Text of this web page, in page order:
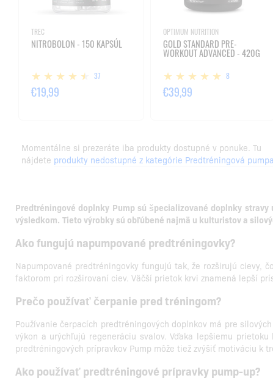
TREC
NITROBOLON - 150 KAPSÚL
37
€19,99
OPTIMUM NUTRITION
GOLD STANDARD PRE-
WORKOUT ADVANCED - 420G
8
€39,99
Momentálne si prezeráte iba produkty dostupné v ponuke. Tu
nájdete produkty nedostupné z kategórie Predtréningová pumpa
Predtréningové doplnky Pump sú špecializované doplnky
výsledkom. Tieto výrobky sú obľúbené najmä u kulturistov a
Ako fungujú napumpované predtréningovky?
Napumpované predtréningovky fungujú tak, že rozširujú cievy,
faktorom pri rozširovaní ciev. Väčší prietok krvi znamená lepší
Prečo používať čerpanie pred tréningom?
Používanie čerpacích predtréningových doplnkov má pre
výkon a urýchľujú regeneráciu svalov. Vďaka lepšiemu
predtréningových prípravkov Pump môže tiež zvýšiť motiváciu k
Ako používať predtréningové prípravky pump-up?